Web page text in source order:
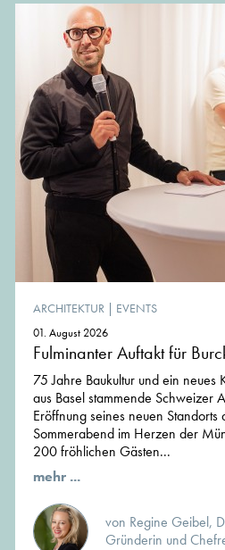
ARCHITEKTUR | EVENTS
01. August 2026
Fulminanter Auftakt für
75 Jahre Baukultur und ein neues
aus Basel stammende Schweizer
Eröffnung seines neuen Standorts
Sommerabend im Herzen der
200 fröhlichen Gästen...
mehr ...
von Regine Geibel,
Gründerin und